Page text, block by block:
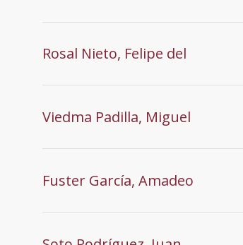
Rosal Nieto, Felipe del
Viedma Padilla, Miguel
Fuster García, Amadeo